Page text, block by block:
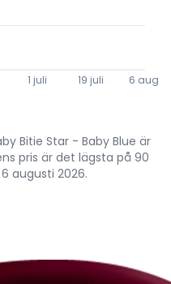
1 juli 19 juli 6 aug.
Bitie Star - Baby Blue är
pris är det lägsta på 90
augusti 2026.